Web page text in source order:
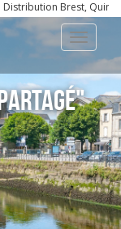
Brest,
Toggle